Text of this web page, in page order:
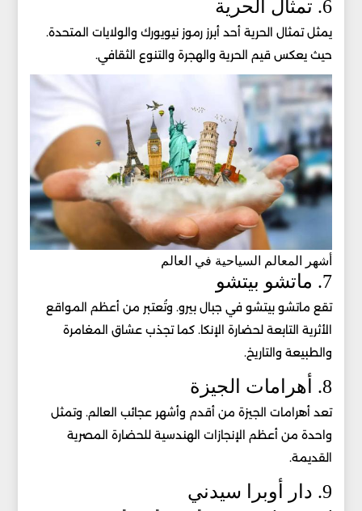
6. تمثال الحرية
يمثل تمثال الحرية أحد أبرز رموز نيويورك والولايات المتحدة.
حيث يعكس قيم الحرية والهجرة والتنوع الثقافي.
أشهر المعالم السياحية في العالم
7. ماتشو بيتشو
تقع ماتشو بيتشو في جبال بيرو. وتُعتبر من أعظم المواقع
الأثرية التابعة لحضارة الإنكا. كما تجذب عشاق المغامرة
والطبيعة والتاريخ.
8. أهرامات الجيزة
تعد أهرامات الجيزة من أقدم وأشهر عجائب العالم. وتمثل
واحدة من أعظم الإنجازات الهندسية للحضارة المصرية
القديمة.
9. دار أوبرا سيدني